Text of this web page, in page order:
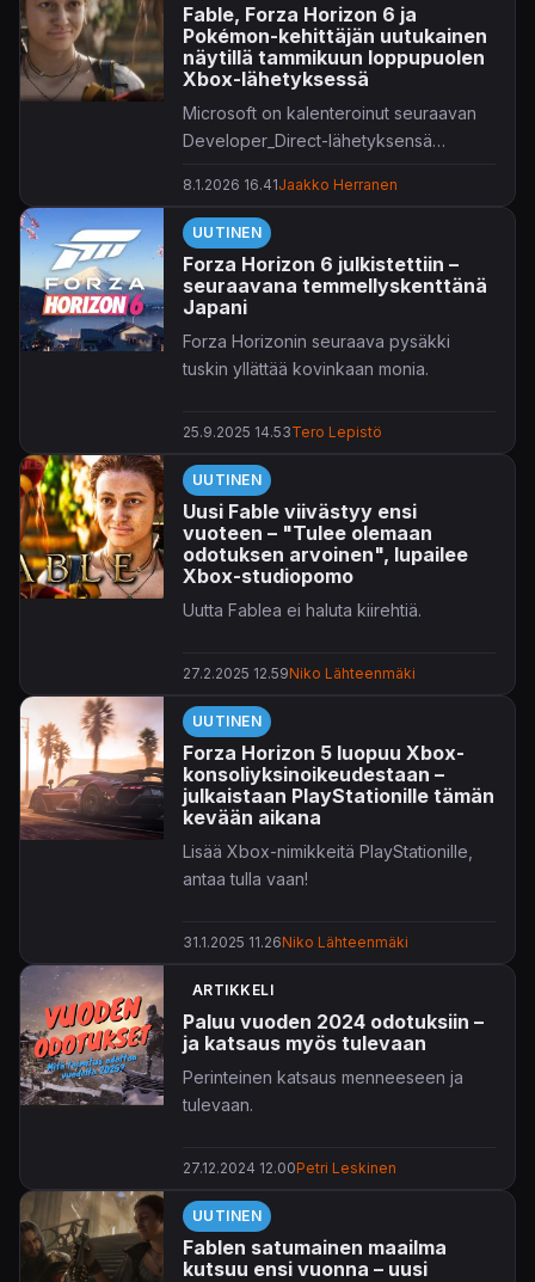
Fable, Forza Horizon 6 ja
Pokémon-kehittäjän uutukainen
näytillä tammikuun loppupuolen
Xbox-lähetyksessä
Microsoft on kalenteroinut seuraavan
Developer_Direct-lähetyksensä
8.1.2026 16.41Jaakko Herranen
UUTINEN
Forza Horizon 6 julkistettiin –
seuraavana temmellyskenttänä
Japani
Forza Horizonin seuraava pysäkki
tuskin yllättää kovinkaan monia.
25.9.2025 14.53Tero Lepistö
UUTINEN
Uusi Fable viivästyy ensi
vuoteen – "Tulee olemaan
odotuksen arvoinen", lupailee
Xbox-studiopomo
Uutta Fablea ei haluta kiirehtiä.
27.2.2025 12.59Niko Lähteenmäki
UUTINEN
Forza Horizon 5 luopuu Xbox-
konsoliyksinoikeudestaan –
julkaistaan PlayStationille tämän
kevään aikana
Lisää Xbox-nimikkeitä PlayStationille,
antaa tulla vaan!
31.1.2025 11.26Niko Lähteenmäki
ARTIKKELI
Paluu vuoden 2024 odotuksiin –
ja katsaus myös tulevaan
Perinteinen katsaus menneeseen ja
tulevaan.
27.12.2024 12.00Petri Leskinen
UUTINEN
Fablen satumainen maailma
kutsuu ensi vuonna – uusi